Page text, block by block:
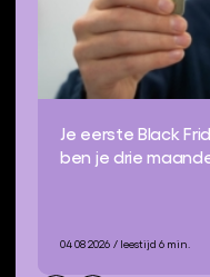
Je eerste Black
ben je drie
04 08 2026 / leestijd 6 min.